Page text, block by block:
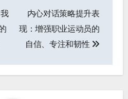
同的自我对话策略，如积
定哪些方法产生最佳效
我对话技巧的持续优化。
致心理状态的改善，增强